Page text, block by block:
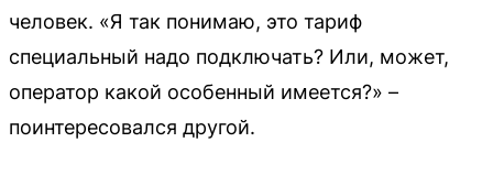
человек. «Я так понимаю, это тариф
специальный надо подключать? Или, может,
оператор какой особенный имеется?» –
поинтересовался другой.